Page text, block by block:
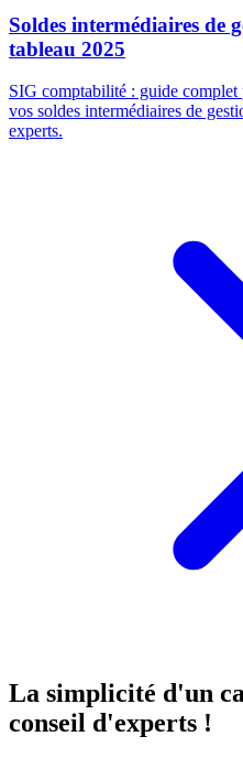
Soldes intermédiaires de
tableau 2025
SIG comptabilité : guide
vos soldes intermédiaires de
experts.
La simplicité d'un
conseil d'experts !